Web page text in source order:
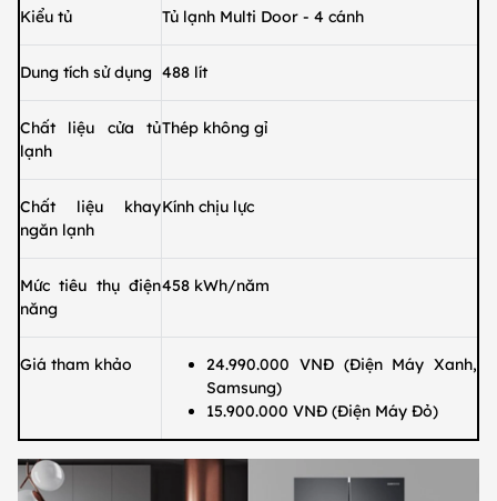
Kiểu tủ Tủ lạnh Multi Door - 4 cánh
Dung tích sử dụng 488 lít
Chất liệu cửa tủ
lạnh
Thép không gỉ
Chất liệu khay
ngăn lạnh
Kính chịu lực
Mức tiêu thụ điện
năng
458 kWh/năm
Giá tham khảo
24.990.000 VNĐ (Điện Máy Xanh,
Samsung)
15.900.000 VNĐ (Điện Máy Đỏ)